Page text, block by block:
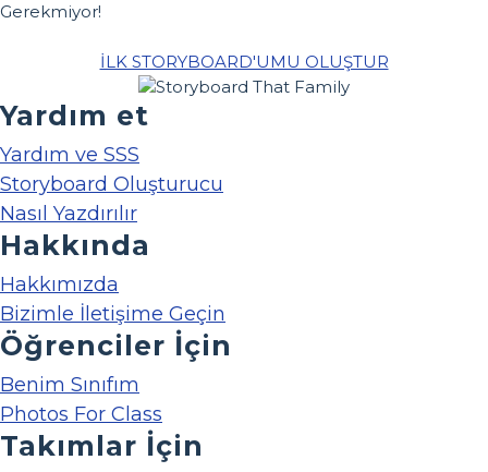
Gerekmiyor!
İLK STORYBOARD'UMU OLUŞTUR
Yardım et
Yardım ve SSS
Storyboard Oluşturucu
Nasıl Yazdırılır
Hakkında
Hakkımızda
Bizimle İletişime Geçin
Öğrenciler İçin
Benim Sınıfım
Photos For Class
Takımlar İçin